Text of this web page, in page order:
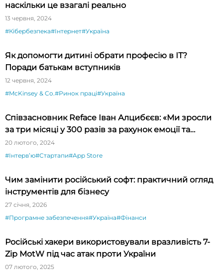
наскільки це взагалі реально
13 червня, 2024
#Кібербезпека#Інтернет#Україна
Як допомогти дитині обрати професію в ІТ?
Поради батькам вступників
12 червня, 2024
#McKinsey & Co.#Ринок праці#Україна
Співзасновник Reface Іван Алцибєєв: «Ми зросли
за три місяці у 300 разів за рахунок емоції та
новизни»
20 лютого, 2024
#Інтервʼю#Стартапи#App Store
Чим замінити російський софт: практичний огляд
інструментів для бізнесу
27 січня, 2026
#Програмне забезпечення#Україна#Фінанси
Російські хакери використовували вразливість 7-
Zip MotW під час атак проти України
07 лютого, 2025